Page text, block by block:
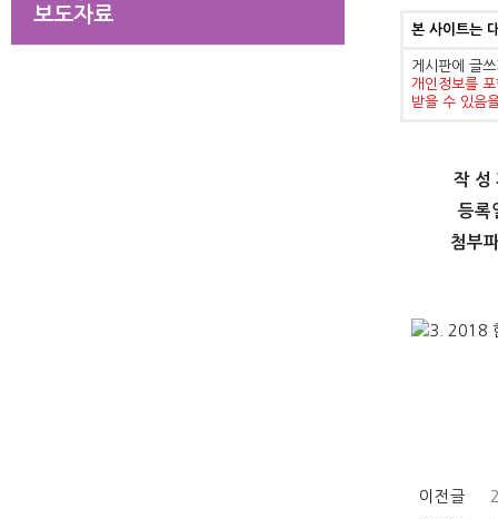
보도자료
본 사이트는
게시판에 글
개인정보를
받을 수 있음
작 성
등록
첨부
이전글